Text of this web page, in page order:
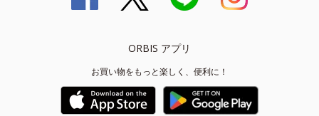
ORBIS アプリ
お買い物をもっと楽しく、便利に！